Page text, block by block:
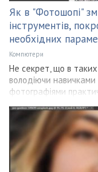
Як в "Фотошопі"
інструментів,
необхідних
Компютери
Не секрет, що в
володіючи
фотографіями